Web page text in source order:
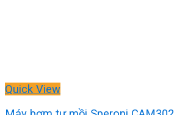
Quick View